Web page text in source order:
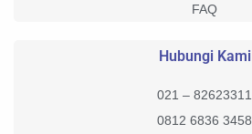
FAQ
Hubungi Kami
021 – 82623311
0812 6836 3458